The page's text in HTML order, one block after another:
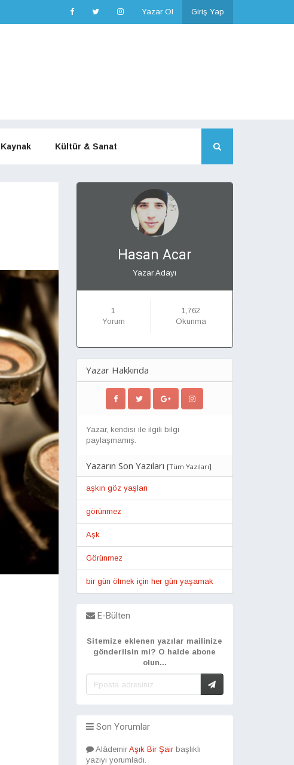
Yazar Ol Giriş Yap
Kaynak Kültür & Sanat
Hasan Acar
Yazar Adayı
1
Yorum
1,762
Okunma
Yazar Hakkında
Yazar, kendisi ile ilgili bilgi
paylaşmamış.
Yazarın Son Yazıları [Tüm Yazıları]
aşkın göz yaşları
görünmez
Aşk
Görünmez
bir gün ölmek için her gün yaşamak
E-Bülten
Sitemize eklenen yazılar mailinize
gönderilsin mi? O halde abone
olun...
Son Yorumlar
Alâdemir Aşık Bir Şairbaşlıklı
yazıyı yorumladı.